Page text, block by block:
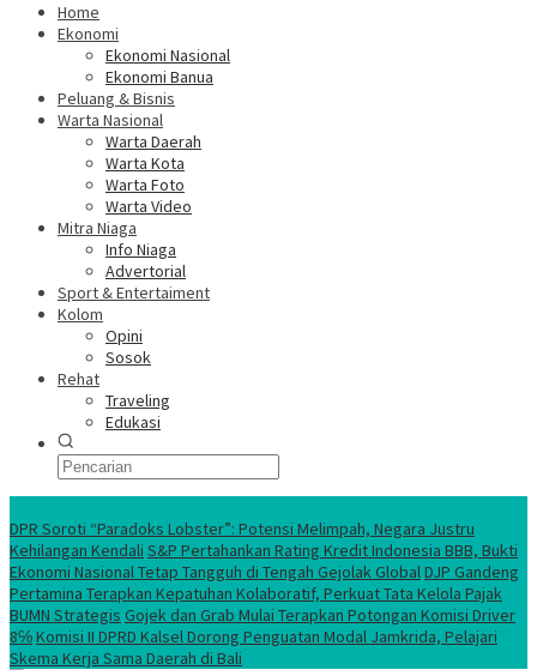
Home
Ekonomi
Ekonomi Nasional
Ekonomi Banua
Peluang & Bisnis
Warta Nasional
Warta Daerah
Warta Kota
Warta Foto
Warta Video
Mitra Niaga
Info Niaga
Advertorial
Sport & Entertaiment
Kolom
Opini
Sosok
Rehat
Traveling
Edukasi
DPR Soroti “Paradoks Lobster”: Potensi Melimpah, Negara Justru
Kehilangan Kendali S&P Pertahankan Rating Kredit Indonesia BBB, Bukti
Ekonomi Nasional Tetap Tangguh di Tengah Gejolak GlobalDJP Gandeng
Pertamina Terapkan Kepatuhan Kolaboratif, Perkuat Tata Kelola Pajak
BUMN Strategis Gojek dan Grab Mulai Terapkan Potongan Komisi Driver
8℅Komisi II DPRD Kalsel Dorong Penguatan Modal Jamkrida, Pelajari
Skema Kerja Sama Daerah di Bali